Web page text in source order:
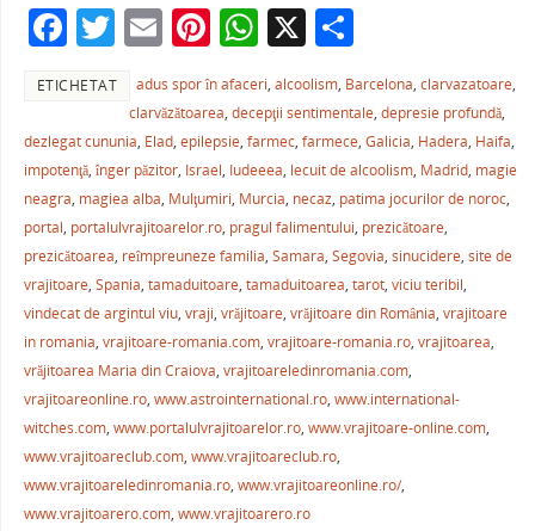
F
c
e
b
o
o
k
T
itt
er
E
ai
l
Pi
nt
er
e
st
W
h
at
s
A
p
p
X P
ar
ta
je
a
ză
ETICHETAT adus spor în afaceri,alcoolism, Barcelona,clarvazatoare,
clarvăzătoarea,decepţii sentimentale,depresie profundă,
dezlegat cununia, Elad, epilepsie, farmec, farmece, Galicia, Hadera, Haifa,
impotenţă, înger păzitor, Israel, Iudeeea, lecuit de alcoolism, Madrid, magie
neagra, magiea alba, Mulţumiri, Murcia, necaz, patima jocurilor de noroc,
portal, portalulvrajitoarelor.ro, pragul falimentului, prezicătoare,
prezicătoarea, reîmpreuneze familia, Samara, Segovia, sinucidere, site de
vrajitoare, Spania, tamaduitoare, tamaduitoarea, tarot, viciu teribil,
vindecat de argintul viu, vraji, vrăjitoare, vrăjitoare din România, vrajitoare
in romania, vrajitoare-romania.com, vrajitoare-romania.ro, vrajitoarea,
vrăjitoarea Maria din Craiova, vrajitoareledinromania.com,
vrajitoareonline.ro, www.astrointernational.ro, www.international-
witches.com, www.portalulvrajitoarelor.ro, www.vrajitoare-online.com,
www.vrajitoareclub.com, www.vrajitoareclub.ro,
www.vrajitoareledinromania.ro, www.vrajitoareonline.ro/,
www.vrajitoarero.com, www.vrajitoarero.ro